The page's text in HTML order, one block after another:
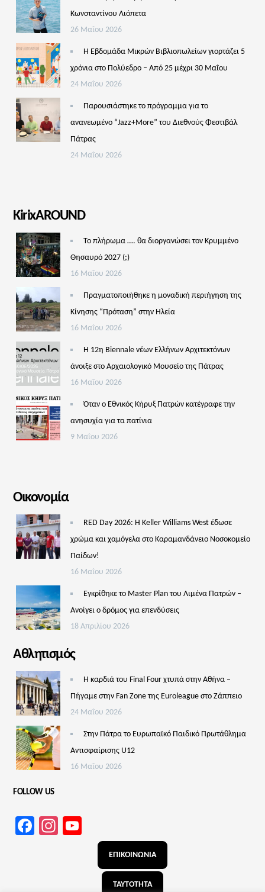
Κωνσταντίνου Λιόπετα
26 Μαΐου 2026
Η Εβδομάδα Μικρών Βιβλιοπωλείων γιορτάζει 5
χρόνια στο Πολύεδρο – Από 25 μέχρι 30 Μαΐου
24 Μαΐου 2026
Παρουσιάστηκε το πρόγραμμα για το
ανανεωμένο “Jazz+More” του Διεθνούς Φεστιβάλ
Πάτρας
24 Μαΐου 2026
KirixAROUND
Το πλήρωμα …. θα διοργανώσει τον Κρυμμένο
Θησαυρό 2027 (;)
16 Μαΐου 2026
Πραγματοποιήθηκε η μοναδική περιήγηση της
Κίνησης “Πρόταση” στην Ηλεία
16 Μαΐου 2026
Η 12η Biennale νέων Ελλήνων Αρχιτεκτόνων
άνοιξε στο Αρχαιολογικό Μουσείο της Πάτρας
16 Μαΐου 2026
Όταν ο Εθνικός Κήρυξ Πατρών κατέγραφε την
ανησυχία για τα πατίνια
9 Μαΐου 2026
Οικονομία
RED Day 2026: Η Keller Williams West έδωσε
χρώμα και χαμόγελα στο Καραμανδάνειο Νοσοκομείο
Παίδων!
16 Μαΐου 2026
Εγκρίθηκε το Master Plan του Λιμένα Πατρών –
Aνοίγει ο δρόμος για επενδύσεις
18 Απριλίου 2026
Αθλητισμός
Η καρδιά του Final Four χτυπά στην Αθήνα –
Πήγαμε στην Fan Zone της Euroleague στο Ζάππειο
24 Μαΐου 2026
Στην Πάτρα το Ευρωπαϊκό Παιδικό Πρωτάθλημα
Αντισφαίρισης U12
16 Μαΐου 2026
FOLLOW US
Facebook
Instagram
Channel
ΕΠΙΚΟΙΝΩΝΙΑ
ΤΑΥΤΟΤΗΤΑ